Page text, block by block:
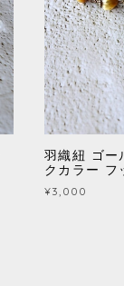
羽織紐 ゴー
クカラー フ
¥3,000